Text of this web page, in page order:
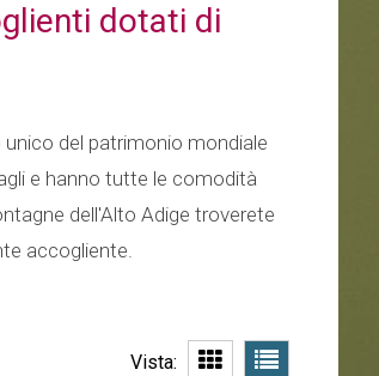
dotati di
del patrimonio mondiale
e hanno tutte le comodità
dell'Alto Adige troverete
accogliente.
Vista: